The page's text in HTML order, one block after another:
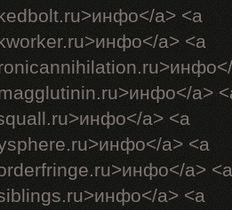
a> <a
a> <a
a>
a> <a
a> <a
a> <a
a> <a